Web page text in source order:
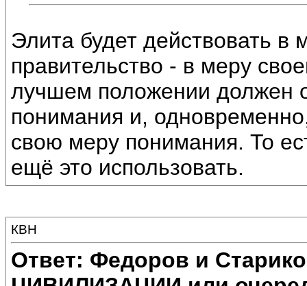
Элита будет действовать в
правительство - в меру
лучшем положении должен
понимания и,
свою меру понимания. То
ещё это использовать.
КВН
Ответ: Федоров и